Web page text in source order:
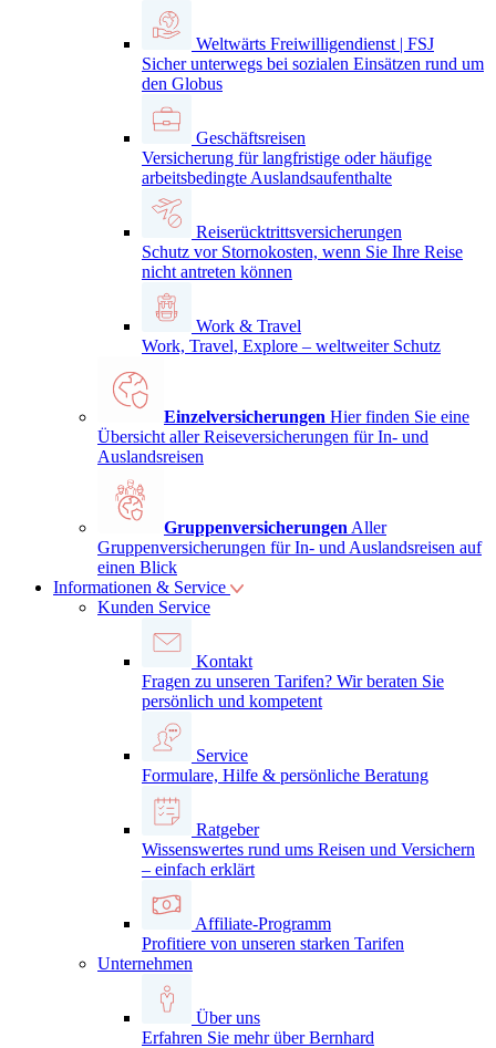
Weltwärts Freiwilligendienst | FSJ
Sicher unterwegs bei sozialen Einsätzen rund um
den Globus
Geschäftsreisen
Versicherung für langfristige oder häufige
arbeitsbedingte Auslandsaufenthalte
Reiserücktrittsversicherungen
Schutz vor Stornokosten, wenn Sie Ihre Reise
nicht antreten können
Work & Travel
Work, Travel, Explore – weltweiter Schutz
Einzelversicherungen Hier finden Sie eine
Übersicht aller Reiseversicherungen für In- und
Auslandsreisen
Gruppenversicherungen Aller
Gruppenversicherungen für In- und Auslandsreisen auf
einen Blick
Informationen & Service
Kunden Service
Kontakt
Fragen zu unseren Tarifen? Wir beraten Sie
persönlich und kompetent
Service
Formulare, Hilfe & persönliche Beratung
Ratgeber
Wissenswertes rund ums Reisen und Versichern
– einfach erklärt
Affiliate-Programm
Profitiere von unseren starken Tarifen
Unternehmen
Über uns
Erfahren Sie mehr über Bernhard